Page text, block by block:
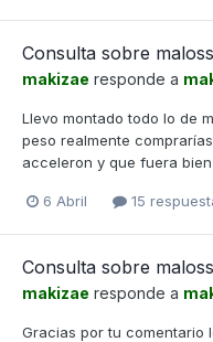
Consulta sobre
makizae responde a
Llevo montado todo lo de
peso realmente
acceleron y que fuera
6 Abril 15
Consulta sobre
makizae responde a
Gracias por tu comentario